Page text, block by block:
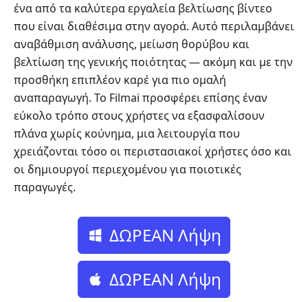
ένα από τα καλύτερα εργαλεία βελτίωσης βίντεο
που είναι διαθέσιμα στην αγορά. Αυτό περιλαμβάνει
αναβάθμιση ανάλυσης, μείωση θορύβου και
βελτίωση της γενικής ποιότητας — ακόμη και με την
προσθήκη επιπλέον καρέ για πιο ομαλή
αναπαραγωγή. Το Filmai προσφέρει επίσης έναν
εύκολο τρόπο στους χρήστες να εξασφαλίσουν
πλάνα χωρίς κούνημα, μια λειτουργία που
χρειάζονται τόσο οι περιστασιακοί χρήστες όσο και
οι δημιουργοί περιεχομένου για ποιοτικές
παραγωγές.
ΔΩΡΕΑΝ Λήψη
ΔΩΡΕΑΝ Λήψη